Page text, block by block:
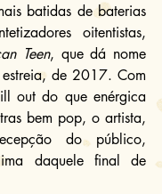
batidas de baterias
oitentistas,
Teen, que dá nome
de 2017. Com
out do que enérgica
bem pop, o artista,
do público,
daquele final de